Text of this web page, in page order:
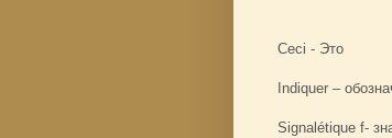
Ceci - Это
Indiquer –
Signalétique f-